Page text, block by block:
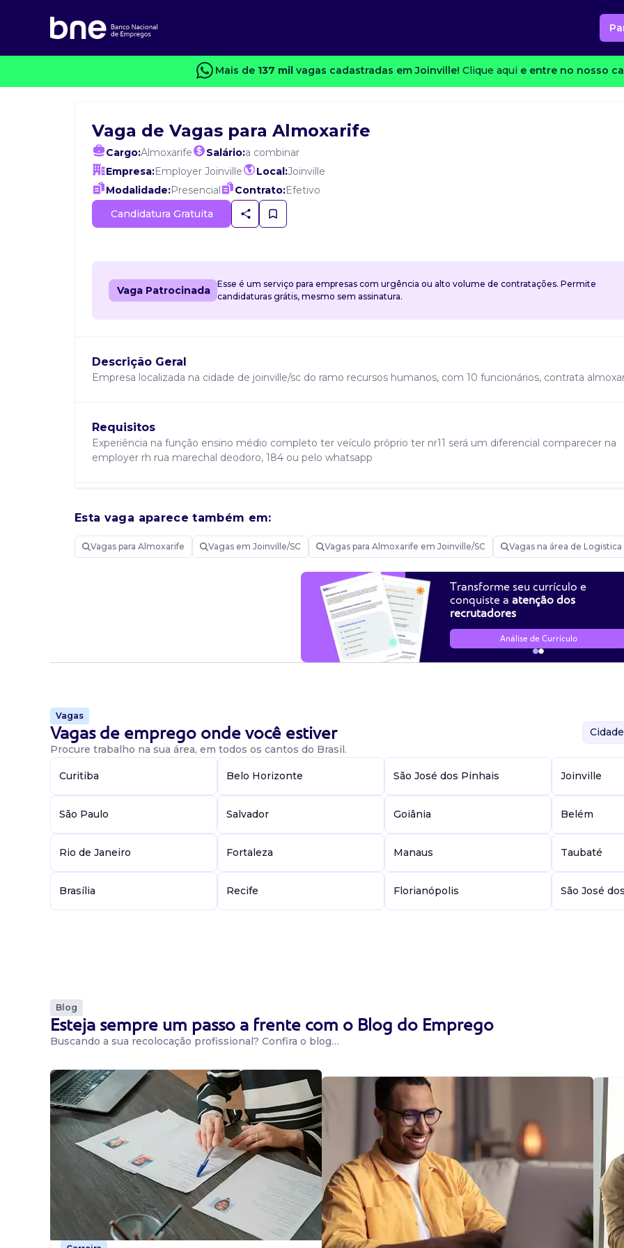
Mais de 137 milvagas cadastradas em Joinville! Clique aqui e entre no nosso
Vaga de Vagas para Almoxarife
Cargo:Almoxarife Salário:a combinar
Empresa:Employer Joinville Local:Joinville
Modalidade:Presencial Contrato:Efetivo
Candidatura Gratuita
Vaga Patrocinada
Esse é um serviço para empresas com urgência ou alto volume de contratações. Permite
candidaturas grátis, mesmo sem assinatura.
Descrição Geral
Empresa localizada na cidade de joinville/sc do ramo recursos humanos, com 10 funcionários, contrata
Requisitos
Experiência na função ensino médio completo ter veículo próprio ter nr11 será um diferencial comparecer na
employer rh rua marechal deodoro, 184 ou pelo whatsapp
Pesagem de material, embalagem, conferencia de produto, contagem de estoque, carga e descarga de
Esta vaga aparece também em:
Vagas para Almoxarife Vagas em Joinville/SC Vagas para Almoxarife em Joinville/SC Vagas na área de Logistica
Transforme seu currículo e
conquiste a atenção dos
recrutadores
Análise de Currículo
Vagas
Vagas de emprego onde você estiver
Procure trabalho na sua área, em todos os cantos do Brasil.
Curitiba Belo Horizonte São José dos Pinhais Joinville
São Paulo Salvador Goiânia Belém
Rio de Janeiro Fortaleza Manaus Taubaté
Brasília Recife Florianópolis São José
Blog
Esteja sempre um passo a frente com o Blog do Emprego
Buscando a sua recolocação profissional? Confira o blog…